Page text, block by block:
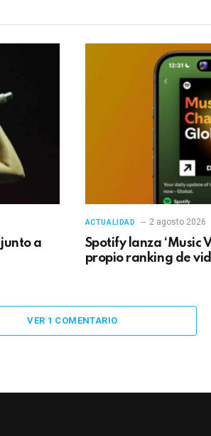
junto a
ACTUALIDAD 2 agosto 2026
Spotify lanza ‘Music
propio ranking de
VER 1 COMENTARIO